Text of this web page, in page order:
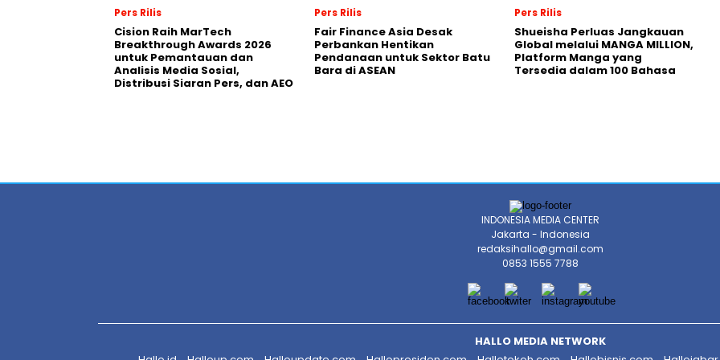
Pers Rilis
Cision Raih MarTech
Breakthrough Awards 2026
untuk Pemantauan dan
Analisis Media Sosial,
Distribusi Siaran Pers, dan AEO
Pers Rilis
Fair Finance Asia Desak
Perbankan Hentikan
Pendanaan untuk Sektor Batu
Bara di ASEAN
Pers Rilis
Shueisha Perluas Jangkauan
Global melalui MANGA MILLION,
Platform Manga yang
Tersedia dalam 100 Bahasa
INDONESIA MEDIA CENTER
Jakarta - Indonesia
redaksihallo@gmail.com
0853 1555 7788
HALLO MEDIA NETWORK